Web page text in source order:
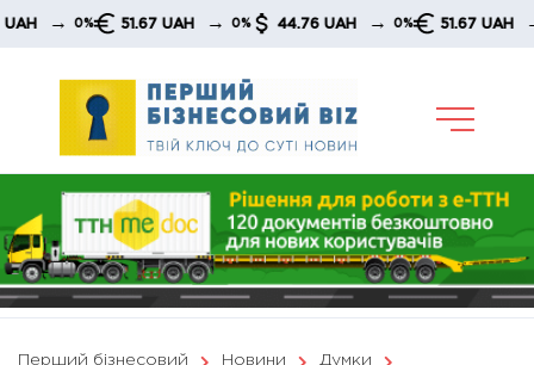
Skip
0% 51.67 UAH → 0% 44.76 UAH → 0% 51.67 UAH → 0%
Перший бізнесовий Новини
Думки